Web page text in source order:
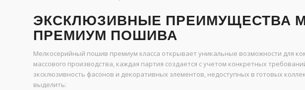
ЭКСКЛЮЗИВНЫЕ ПРЕИМУЩЕСТВА
ПРЕМИУМ ПОШИВА
Мелкосерийный пошив премиум класса открывает уникальные возможности для
массового производства, каждая партия создается с учетом конкретных
эксклюзивность фасонов и декоративных элементов, недоступных в готовых
выделить: